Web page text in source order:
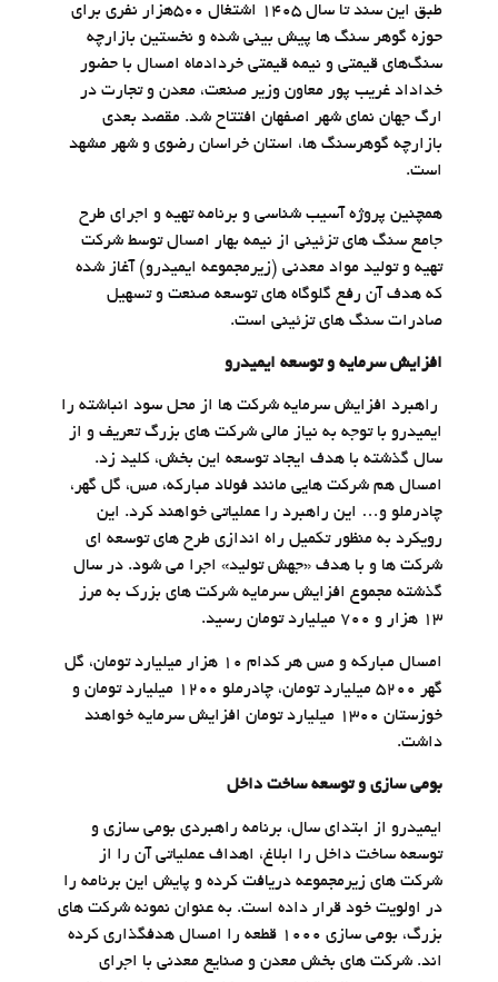
طبق این سند تا سال ۱۴۰۵ اشتغال ۵۰۰هزار نفری برای
حوزه گوهر سنگ ها پیش بینی شده و نخستین بازارچه
سنگ‌های قیمتی و نیمه قیمتی خردادماه امسال با حضور
خداداد غریب پور معاون وزیر صنعت، معدن و تجارت در
ارگ جهان نمای شهر اصفهان افتتاح شد. مقصد بعدی
بازارچه گوهرسنگ ها، استان خراسان رضوی و شهر مشهد
است.
همچنین پروژه آسیب شناسی و برنامه تهیه و اجرای طرح
جامع سنگ های تزئینی از نیمه بهار امسال توسط شرکت
تهیه و تولید مواد معدنی (زیرمجموعه ایمیدرو) آغاز شده
که هدف آن رفع گلوگاه های توسعه صنعت و تسهیل
صادرات سنگ های تزئینی است.
افزایش سرمایه و توسعه ایمیدرو
راهبرد افزایش سرمایه شرکت ها از محل سود انباشته را
ایمیدرو با توجه به نیاز مالی شرکت های بزرگ تعریف و از
سال گذشته با هدف ایجاد توسعه این بخش، کلید زد.
امسال هم شرکت هایی مانند فولاد مبارکه، مس، گل گهر،
چادرملو و… این راهبرد را عملیاتی خواهند کرد. این
رویکرد به منظور تکمیل راه اندازی طرح های توسعه ای
شرکت ها و با هدف «جهش تولید» اجرا می شود. در سال
گذشته مجموع افزایش سرمایه شرکت های بزرک به مرز
۱۳ هزار و ۷۰۰ میلیارد تومان رسید.
امسال مبارکه و مس هر کدام ۱۰ هزار میلیارد تومان، گل
گهر ۵۲۰۰ میلیارد تومان، چادرملو ۱۲۰۰ میلیارد تومان و
خوزستان ۱۳۰۰ میلیارد تومان افزایش سرمایه خواهند
داشت.
بومی سازی و توسعه ساخت داخل
ایمیدرو از ابتدای سال، برنامه راهبردی بومی سازی و
توسعه ساخت داخل را ابلاغ، اهداف عملیاتی آن را از
شرکت های زیرمجموعه دریافت کرده و پایش این برنامه را
در اولویت خود قرار داده است. به عنوان نمونه شرکت های
بزرگ، بومی سازی ۱۰۰۰ قطعه را امسال هدفگذاری کرده
اند. شرکت های بخش معدن و صنایع معدنی با اجرای